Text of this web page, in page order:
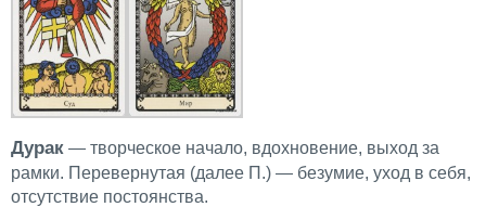
Дурак — творческое начало, вдохновение, выход за
рамки. Перевернутая (далее П.) — безумие, уход в себя,
отсутствие постоянства.